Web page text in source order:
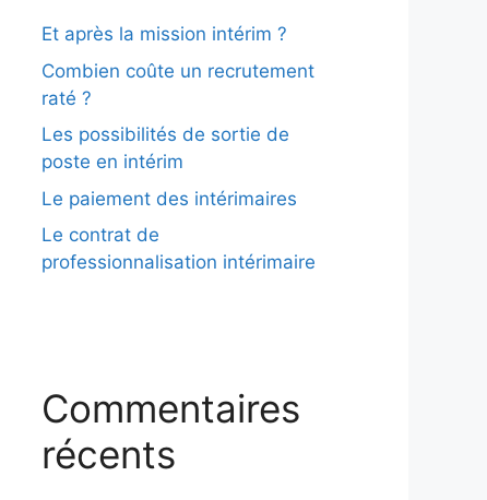
Et après la mission intérim ?
Combien coûte un recrutement
raté ?
Les possibilités de sortie de
poste en intérim
Le paiement des intérimaires
Le contrat de
professionnalisation intérimaire
Commentaires
récents